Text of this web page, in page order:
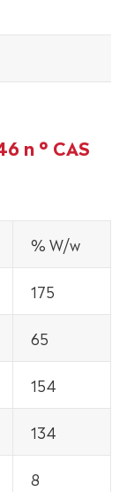
n ° CAS
% W/w
175
65
154
134
8